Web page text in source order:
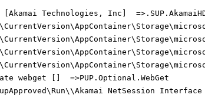
Technologies, Inc]
webget []  =>PUP.Optional.WebGet
NetSession Interface